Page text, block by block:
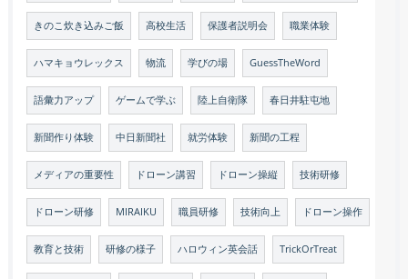
きのこ炊き込みご飯 高校生活 保護者説明会 職業体験
ハマキョウレックス 物流 学びの場 GuessTheWord
語彙力アップ ゲームで学ぶ 陸上自衛隊 春日井駐屯地
新聞作り体験 中日新聞社 就労体験 新聞の工程
メディアの重要性 ドローン講習 ドローン操縦 技術研修
ドローン研修 MIRAIKU 職員研修 技術向上 ドローン操作
教育と技術 研修の様子 ハロウィン英会話 TrickOrTreat